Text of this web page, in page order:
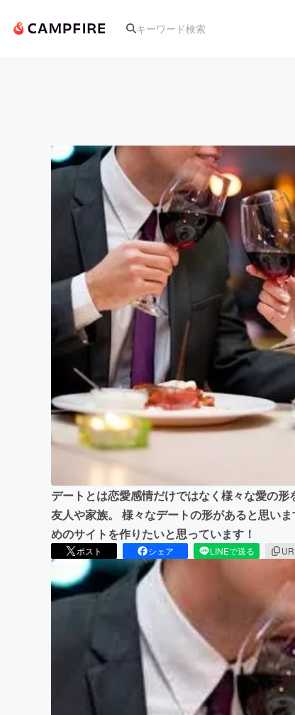
アート・写真
テクノロジー・ガジェット
映像・映画
ビジネス・起業
まちづくり・地域活性化
デートとは恋愛感情だけではなく様々な愛の
友人や家族。 様々なデートの形があると思い
めのサイトを作りたいと思っています！
ポスト シェア LINEで送る